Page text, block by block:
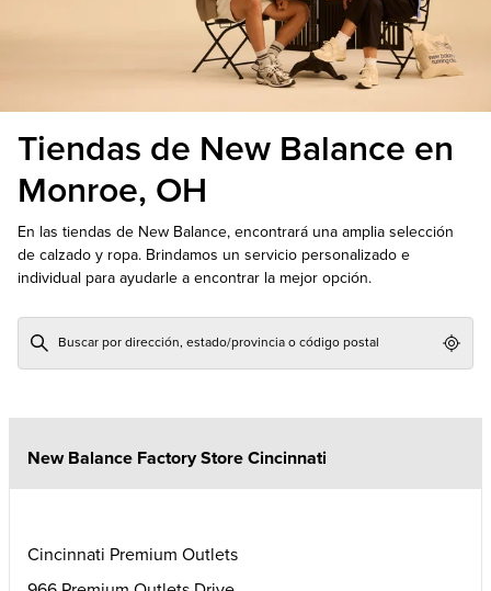
Tiendas de New Balance en
Monroe, OH
En las tiendas de New Balance, encontrará una amplia selección
de calzado y ropa. Brindamos un servicio personalizado e
individual para ayudarle a encontrar la mejor opción.
New Balance Factory Store Cincinnati
Cincinnati Premium Outlets